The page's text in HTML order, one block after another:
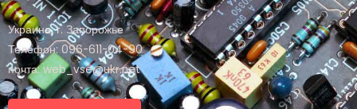
Украина, г. Запорожье
Телефон: 096-611-04-90
почта: web_vse@ukr.net